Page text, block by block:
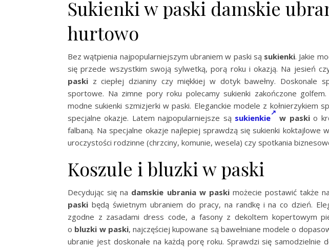
Sukienki w paski damskie
hurtowo
Bez wątpienia najpopularniejszym ubraniem w paski są sukienki. Jakie
się przede wszystkim swoją sylwetką, porą roku i okazją. Na jesień
paski z ciepłej dzianiny czy miękkiej w dotyk bawełny. Doskonale
sportowe. Na zimne pory roku polecamy sukienki zakończone
modne sukienki szmizjerki w paski. Eleganckie modele z kołnierzykiem
specjalne okazje. Latem najpopularniejsze są sukienkie w paskio
falbaną. Na specjalne okazje najlepiej sprawdzą się sukienki koktajlowe
uroczystości rodzinne (chrzciny, komunie, wesela) czy spotkania
Koszule i bluzki w paski
Decydując się na damskie ubrania w paskimożecie postawić także
paski będą świetnym ubraniem do pracy, na randkę i na co dzień.
zgodne z zasadami dress code, a fasony z dekoltem kopertowym
o bluzki w paski, najczęściej kupowane są bawełniane modele o
ubranie jest doskonałe na każdą porę roku. Sprawdzi się samodzielnie